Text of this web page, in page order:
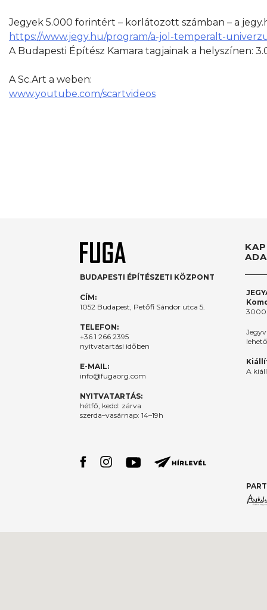
Jegyek 5.000 forintért – korlátozott számban – a
https://www.jegy.hu/program/a-jol-temperalt-
A Budapesti Építész Kamara tagjainak a helyszínen:
A Sc.Art a weben:
www.youtube.com/scartvideos
BUDAPESTI ÉPÍTÉSZETI KÖZPONT
CÍM:
1052 Budapest, Petőfi Sándor utca 5.
TELEFON:
+36 1 266 2395
nyitvatartási időben
E-MAIL:
info@fugaorg.com
NYITVATARTÁS:
hétfő, kedd: zárva
szerda–vasárnap: 14–19h
A